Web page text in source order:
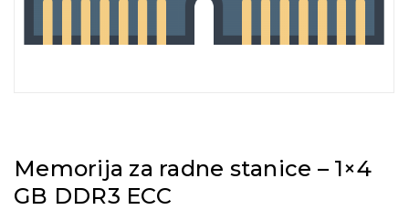
Memorija za radne stanice – 1×4
GB DDR3 ECC